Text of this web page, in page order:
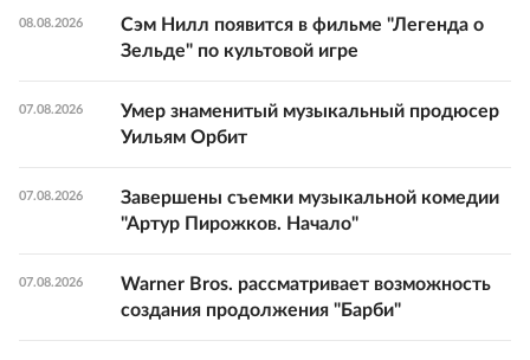
08.08.2026
Сэм Нилл появится в фильме "Легенда о
Зельде" по культовой игре
07.08.2026
Умер знаменитый музыкальный продюсер
Уильям Орбит
07.08.2026
Завершены съемки музыкальной комедии
"Артур Пирожков. Начало"
07.08.2026
Warner Bros. рассматривает возможность
создания продолжения "Барби"